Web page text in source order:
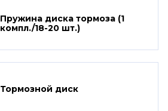
Пружина диска тормоза (1
компл./18-20 шт.)
Тормозной диск